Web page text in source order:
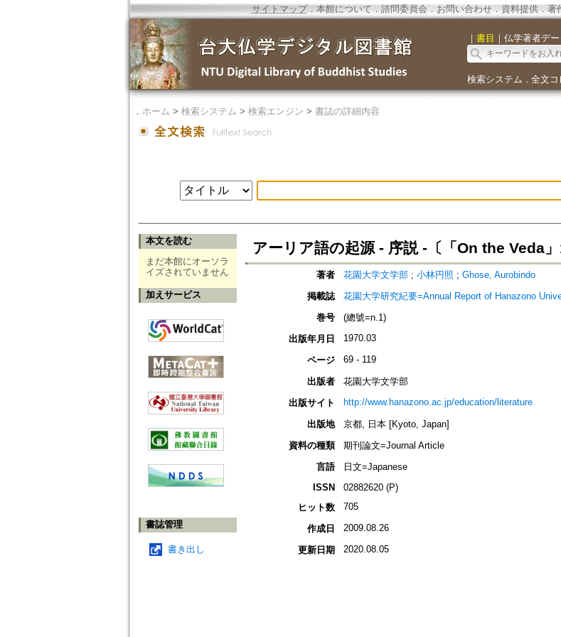
サイトマップ．本館について ． 諮問委員会． お問い合わせ． 資料提供． 著
｜ 書目 ｜ 仏学著者デ
検索システム ． 全文コ
． ホーム > 検索システム > 検索エンジン > 書誌の詳細内容
本文を読む
まだ本館にオーソラ
イズされていません
加えサービス
書誌管理
書き出し
アーリア語の起源 - 序説 -〔「On the Veda」
著者 花園大学文学部; 小林円照 ; Ghose, Aurobindo
掲載誌
花園大学研究紀要=Annual Report of Hanazono
巻号
(總號=n.1)
出版年月日
1970.03
ページ 69 - 119
出版者
花園大学文学部
出版サイト
http://www.hanazono.ac.jp/education/literature
出版地
京都, 日本 [Kyoto, Japan]
資料の種類
期刊論文=Journal Article
言語
日文=Japanese
ISSN
02882620 (P)
ヒット数
705
作成日 2009.08.26
更新日期 2020.08.05